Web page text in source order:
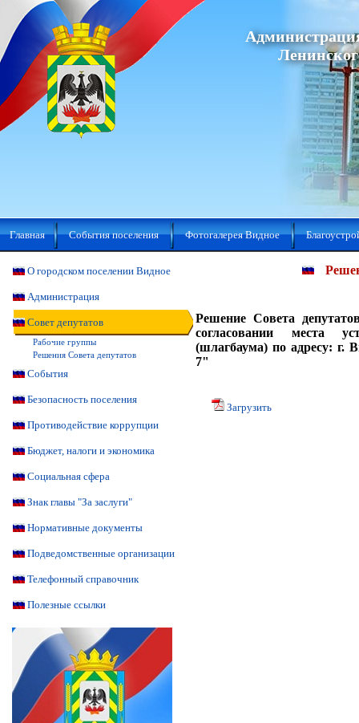
Главная События поселения Фотогалерея Видное
О городском поселении Видное
Администрация
Совет депутатов
Рабочие группы
Решения Совета депутатов
События
Безопасность поселения
Противодействие коррупции
Бюджет, налоги и экономика
Социальная сфера
Знак главы "За заслуги"
Нормативные документы
Подведомственные организации
Телефонный справочник
Полезные ссылки
Решение Совета
согласовании места
(шлагбаума) по адресу: г.
7"
Загрузить